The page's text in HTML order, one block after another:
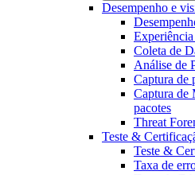
Desempenho e
Coleta de
Análise de
Captura de
Captura de
pacotes
Threat
Teste &
Teste &
Taxa de